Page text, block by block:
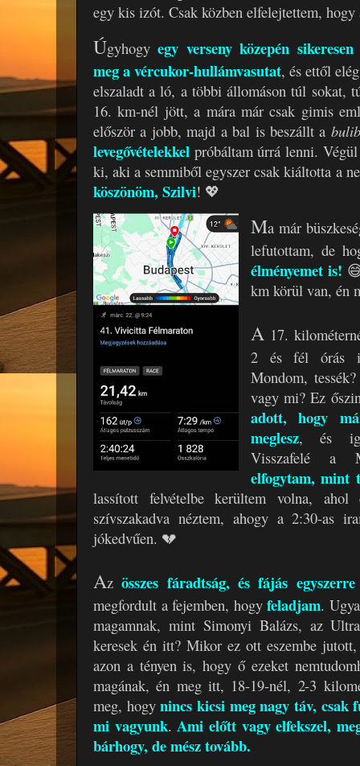
egy kis izót. Csak közben elfelejtettem,
Úgyhogyegy verseny közepén
meg a vércukor-hullámvasutat, és ettől
elszaladt a ló, a többi állomáson túl sokat,
16. km-nél jött, a mára már csak gimis
először a jobb, majd a bal is beszállt a
levegővételekkel próbáltam úrrá lenni.
ki, aki a semmiből egyszer csak kiáltotta a
köszönöm, Szilvi! 💖
Ma már
lefutottam, de
élményemet is!
km körül van, én
A 17.
2 és fél órás
Mondom,
vagy mi? Ez
adott, hogy
meglesz, és
Visszafelé a
elfogytam, mint
lassított felvételbe kerültem volna,
szívszakadva néztem, ahogy a 2:30-as
jókedvűen. 💔
Azösszes fáradtság, és fájás
megfordult a fejemben, hogyfeladjam.
magamnak, mint Simonyi Balázs, az
keresek én itt? Mikor ez ott eszembe
azon a tényen is, hogy ő ezeket
magának, én meg itt, 18-19-nél, 2-3
meg, hogynincs kicsi meg nagy táv, csak
mi vagyunk. Ami előtt vagy elfekszel,
bárhogy, de mész tovább.